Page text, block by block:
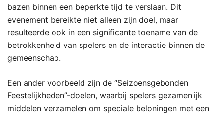
bazen binnen een beperkte tijd te verslaan. Dit
evenement bereikte niet alleen zijn doel, maar
resulteerde ook in een significante toename van de
betrokkenheid van spelers en de interactie binnen de
gemeenschap.
Een ander voorbeeld zijn de “Seizoensgebonden
Feestelijkheden”-doelen, waarbij spelers gezamenlijk
middelen verzamelen om speciale beloningen met een